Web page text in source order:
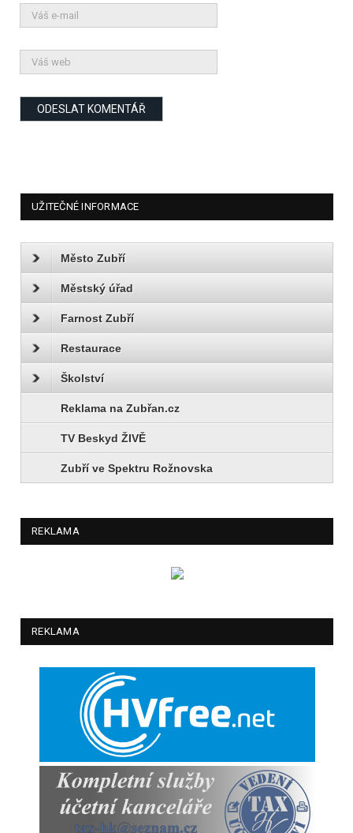
UŽITEČNÉ INFORMACE
Město Zubří
Městský úřad
Farnost Zubří
Restaurace
Školství
Reklama na Zubřan.cz
TV Beskyd ŽIVĚ
Zubří ve Spektru Rožnovska
REKLAMA
REKLAMA